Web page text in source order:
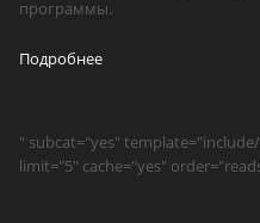
программы.
Подробнее
" subcat="yes"
limit="5" cache="yes"